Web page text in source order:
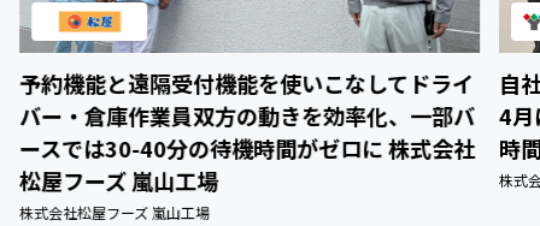
予約機能と遠隔受付機能を使いこなしてドライ
バー・倉庫作業員双方の動きを効率化、一部バ
ースでは30-40分の待機時間がゼロに 株式会社
松屋フーズ 嵐山工場
株式会社松屋フーズ 嵐山工場
自
4月
時
株式